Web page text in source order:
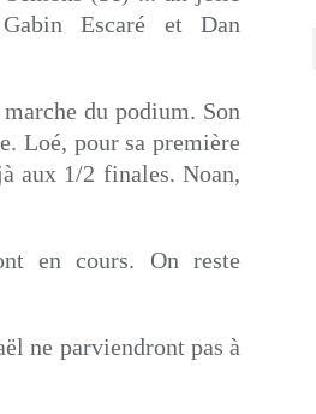
Escaré et Dan
du podium. Son
Loé, pour sa première
aux 1/2 finales. Noan,
en cours. On reste
ne parviendront pas à